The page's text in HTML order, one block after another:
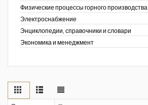
Физические процессы горного производства
Электроснабжение
Энциклопедии, справочники и словари
Экономика и менеджмент